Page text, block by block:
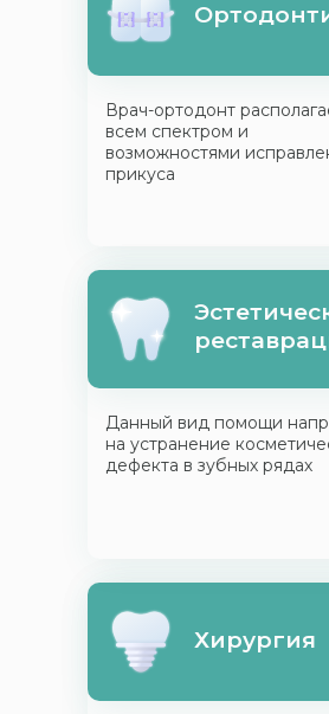
Врач-ортодонт
всем спектром и
возможностями
прикуса
Данный вид помощи
на устранение
дефекта в зубных рядах
Хирургия